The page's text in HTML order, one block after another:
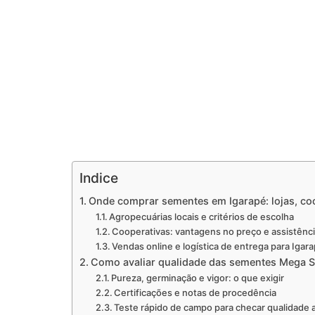
Indice
Onde comprar sementes em Igarapé: lojas,
Agropecuárias locais e critérios de escolha
Cooperativas: vantagens no preço e
Vendas online e logística de entrega para
Como avaliar qualidade das sementes Mega
Pureza, germinação e vigor: o que exigir
Certificações e notas de procedência
Teste rápido de campo para checar qualidade